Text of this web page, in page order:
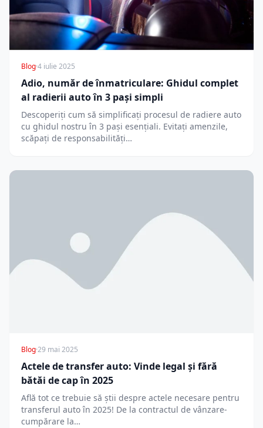
Blog·4 iulie 2025
Adio, număr de înmatriculare: Ghidul complet
al radierii auto în 3 pași simpli
Descoperiți cum să simplificați procesul de radiere auto
cu ghidul nostru în 3 pași esențiali. Evitați amenzile,
scăpați de responsabilități…
Blog·29 mai 2025
Actele de transfer auto: Vinde legal și fără
bătăi de cap în 2025
Află tot ce trebuie să știi despre actele necesare pentru
transferul auto în 2025! De la contractul de vânzare-
cumpărare la…